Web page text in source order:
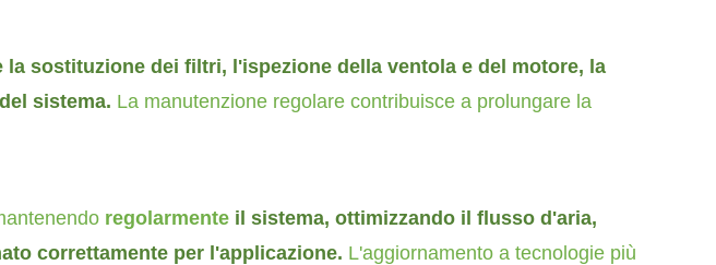
la sostituzione dei filtri, l'ispezione della ventola e del motore, la
sistema. La manutenzione regolare contribuisce a prolungare la
regolarmente il sistema, ottimizzando il flusso d 'aria,
correttamente per l'applicazione. L'aggiornamento a tecnologie più